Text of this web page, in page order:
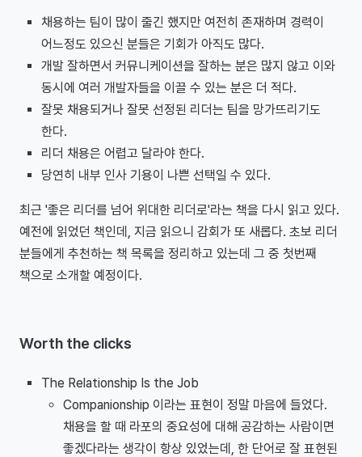
채용하는 팀이 많이 줄긴 했지만 여전히 존재하며 경력이
어느정도 있으신 분들은 기회가 아직도 많다.
개발 잘하면서 커뮤니케이션을 잘하는 분은 많지 않고 이와
동시에 여러 개발자들을 이끌 수 있는 분은 더 적다.
잘못 채용되거나 잘못 선정된 리더는 팀을 망가뜨리기도
한다.
리더 채용은 어렵고 달라야 한다.
당연히 내부 인사 기용이 나쁜 선택일 수 있다.
최근 '좋은 리더를 넘어 위대한 리더로'라는 책을 다시 읽고 있다.
예전에 읽었던 책인데, 지금 읽으니 감회가 또 새롭다. 초보 리더
분들에게 추천하는 책 목록을 정리하고 있는데 그 중 첫번째
책으로 소개할 예정이다.
Worth the clicks
The Relationship Is the Job
Companionship 이라는 표현이 정말 마음에 들었다.
채용을 할 때 라포의 중요성에 대해 공감하는 사람이면
좋겠다라는 생각이 항상 있었는데, 한 단어로 잘 표현된